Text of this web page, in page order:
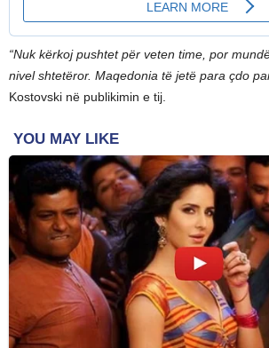
“Nuk kërkoj pushtet për veten time, por
nivel shtetëror. Maqedonia të jetë para çdo
Kostovski në publikimin e tij.